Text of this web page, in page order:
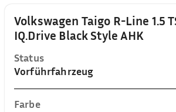
Volkswagen Taigo R-Line 1.5
IQ.Drive Black Style AHK
Status
Vorführfahrzeug
Farbe